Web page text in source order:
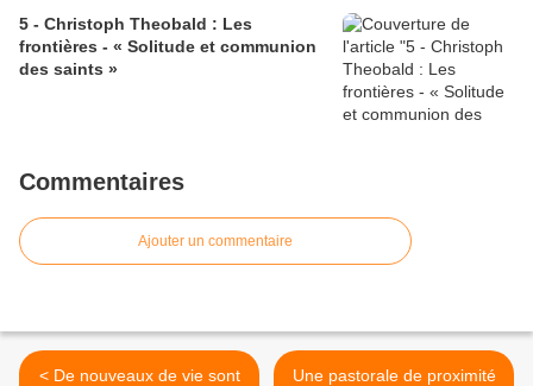
5 - Christoph Theobald : Les
frontières - « Solitude et communion
des saints »
Commentaires
Ajouter un commentaire
< De nouveaux de vie sont
Une pastorale de proximité